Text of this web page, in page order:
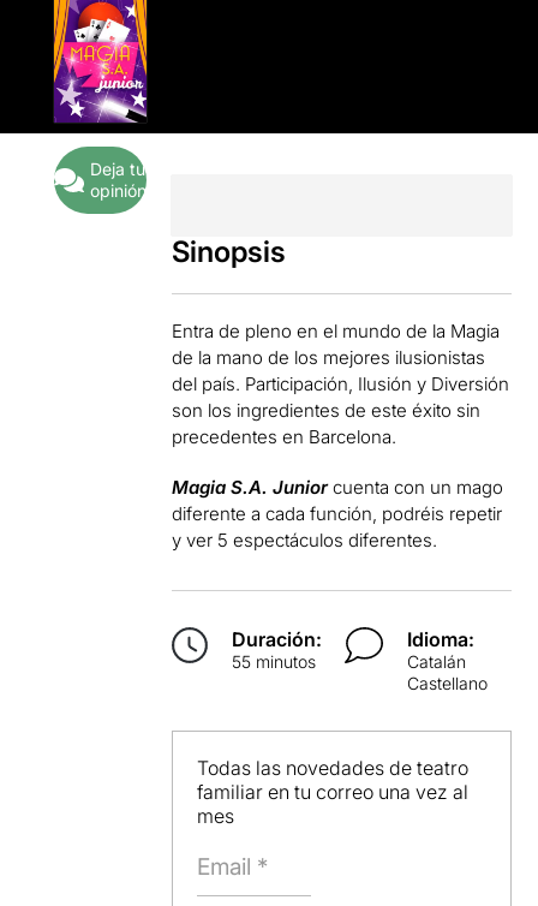
Deja tu
opinión
Sinopsis
Entra de pleno en el mundo de la Magia
de la mano de los mejores ilusionistas
del país. Participación, Ilusión y Diversión
son los ingredientes de este éxito sin
precedentes en Barcelona.
Magia S.A. Juniorcuenta con un mago
diferente a cada función, podréis repetir
y ver 5 espectáculos diferentes.
Duración:
55 minutos
Idioma:
Catalán
Castellano
Todas las novedades de teatro
familiar en tu correo una vez al
mes